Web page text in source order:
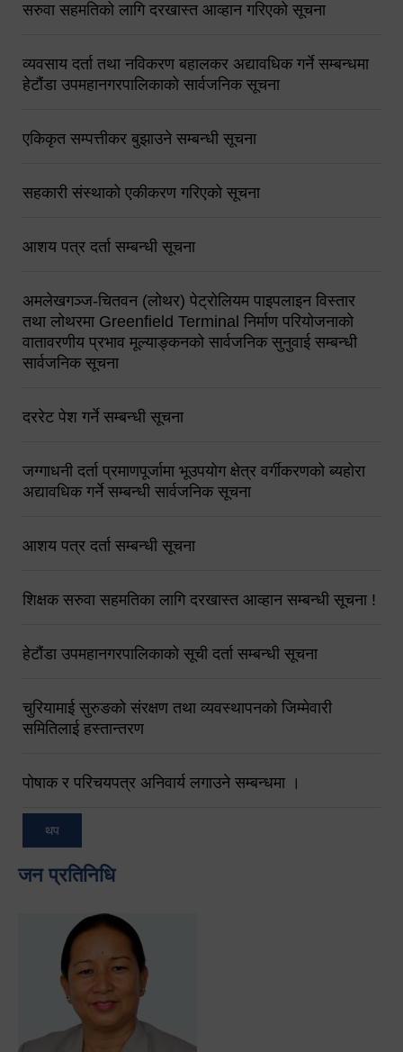
सरुवा सहमतिको लागि दरखास्त आव्हान गरिएको सूचना
व्यवसाय दर्ता तथा नविकरण बहालकर अद्यावधिक गर्ने सम्बन्धमा
हेटौंडा उपमहानगरपालिकाको सार्वजनिक सूचना
एकिकृत सम्पत्तीकर बुझाउने सम्बन्धी सूचना
सहकारी संस्थाको एकीकरण गरिएको सूचना
आशय पत्र दर्ता सम्बन्धी सूचना
अमलेखगञ्ज-चितवन (लोथर) पेट्रोलियम पाइपलाइन विस्तार
तथा लोथरमा Greenfield Terminal निर्माण परियोजनाको
वातावरणीय प्रभाव मूल्याङ्कनको सार्वजनिक सुनुवाई सम्बन्धी
सार्वजनिक सूचना
दररेट पेश गर्ने सम्बन्धी सूचना
जग्गाधनी दर्ता प्रमाणपूर्जामा भूउपयोग क्षेत्र वर्गीकरणको ब्यहोरा
अद्यावधिक गर्ने सम्बन्धी सार्वजनिक सूचना
आशय पत्र दर्ता सम्बन्धी सूचना
शिक्षक सरुवा सहमतिका लागि दरखास्त आव्हान सम्बन्धी सूचना !
हेटौंडा उपमहानगरपालिकाको सूची दर्ता सम्बन्धी सूचना
चुरियामाई सुरुङको संरक्षण तथा व्यवस्थापनको जिम्मेवारी
समितिलाई हस्तान्तरण
पोषाक र परिचयपत्र अनिवार्य लगाउने सम्बन्धमा ।
थप
जन प्रतिनिधि